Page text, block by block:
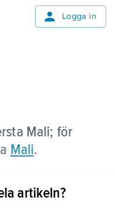
Logga in
Mali; för
Mali.
artikeln?